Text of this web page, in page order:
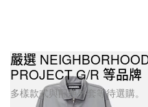
嚴選
PROJECT G/R 等品牌
多樣款式與配色外套等待選購。